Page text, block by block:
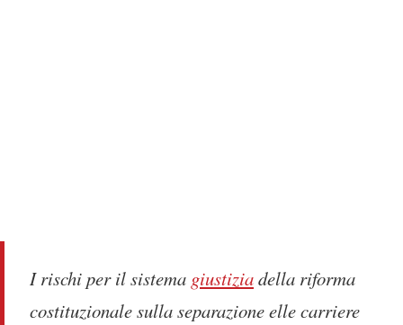
I rischi per il sistema giustiziadella riforma
costituzionale sulla separazione elle carriere